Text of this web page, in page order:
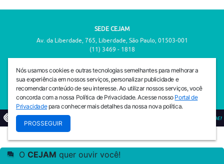
SEDE CEJAM
Av. da Liberdade, 765, Liberdade, São Paulo, 01503-001
(11) 3469 - 1818
INSTITUTO CEJAM
Av. da Liberdade, 765, Liberdade, São Paulo, 01503-001
(11) 3469 - 1818
PREVENIR É VIVER COM QUALIDADE!
Nós usamos cookies e outras tecnologias semelhantes para melhorar a
sua experiência em nossos serviços, personalizar publicidade e
recomendar conteúdo de seu interesse. Ao utilizar nossos serviços, você
concorda com a nossa Política de Privacidade. Acesse nosso Portal de
Privacidadepara conhecer mais detalhes da nossa nova política.
PROSSEGUIR
O CEJAM quer ouvir você!